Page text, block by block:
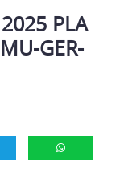
2025 PLA
GER-